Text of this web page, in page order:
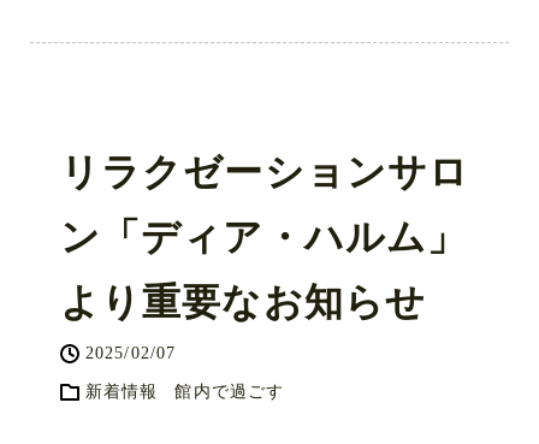
リラクゼーションサロ
ン「ディア・ハルム」
より重要なお知らせ
2025/02/07
新着情報 館内で過ごす